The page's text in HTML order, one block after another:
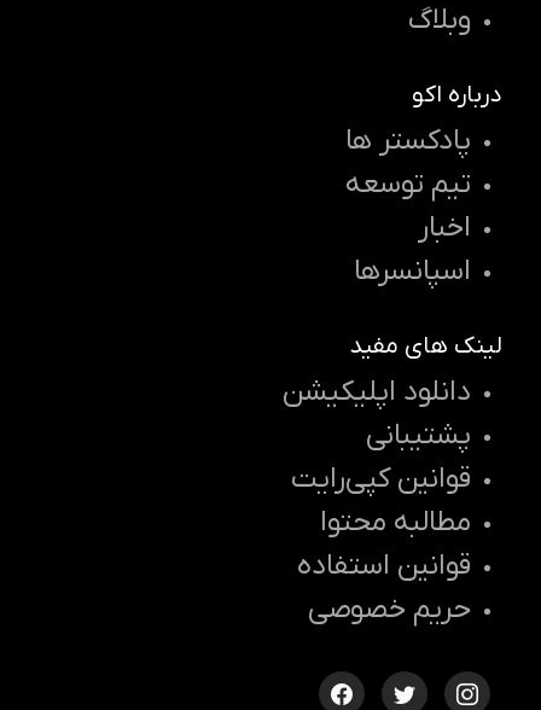
وبلاگ
درباره اکو
پادکستر ها
تیم توسعه
اخبار
اسپانسرها
لینک های مفید
دانلود اپلیکیشن
پشتیبانی
قوانین کپی‌رایت
مطالبه محتوا
قوانین استفاده
حریم خصوصی